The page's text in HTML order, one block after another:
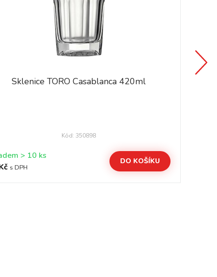
Sklenice TORO Casablanca 420ml
Kód: 350898
Skladem > 10 ks
s DPH
DO KOŠÍKU